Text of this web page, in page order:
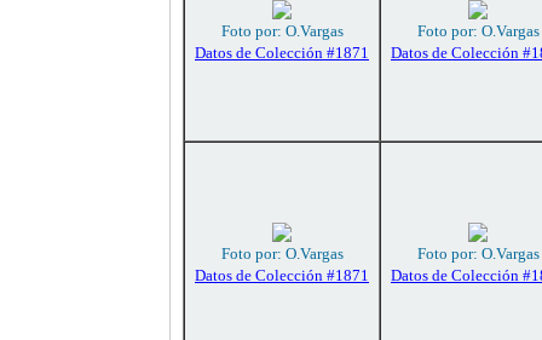
Foto por: O.Vargas
Datos de Colección #1871
Foto por: O.Vargas
Datos de Colección
Foto por: O.Vargas
Datos de Colección #1871
Foto por: O.Vargas
Datos de Colección